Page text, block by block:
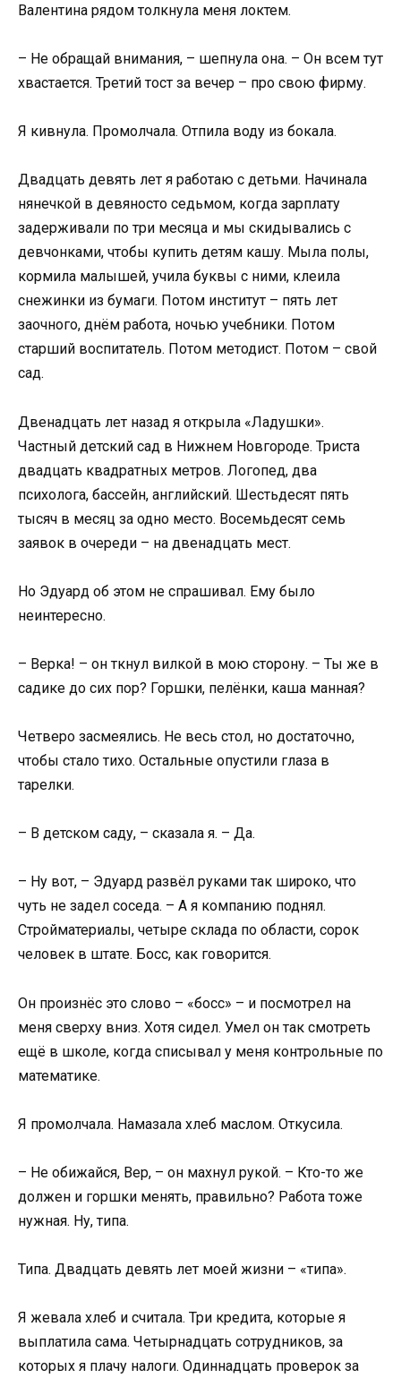
Валентина рядом толкнула меня локтем.
– Не обращай внимания, – шепнула она. – Он всем тут
хвастается. Третий тост за вечер – про свою фирму.
Я кивнула. Промолчала. Отпила воду из бокала.
Двадцать девять лет я работаю с детьми. Начинала
нянечкой в девяносто седьмом, когда зарплату
задерживали по три месяца и мы скидывались с
девчонками, чтобы купить детям кашу. Мыла полы,
кормила малышей, учила буквы с ними, клеила
снежинки из бумаги. Потом институт – пять лет
заочного, днём работа, ночью учебники. Потом
старший воспитатель. Потом методист. Потом – свой
сад.
Двенадцать лет назад я открыла «Ладушки».
Частный детский сад в Нижнем Новгороде. Триста
двадцать квадратных метров. Логопед, два
психолога, бассейн, английский. Шестьдесят пять
тысяч в месяц за одно место. Восемьдесят семь
заявок в очереди – на двенадцать мест.
Но Эдуард об этом не спрашивал. Ему было
неинтересно.
– Верка! – он ткнул вилкой в мою сторону. – Ты же в
садике до сих пор? Горшки, пелёнки, каша манная?
Четверо засмеялись. Не весь стол, но достаточно,
чтобы стало тихо. Остальные опустили глаза в
тарелки.
– В детском саду, – сказала я. – Да.
– Ну вот, – Эдуард развёл руками так широко, что
чуть не задел соседа. – А я компанию поднял.
Стройматериалы, четыре склада по области, сорок
человек в штате. Босс, как говорится.
Он произнёс это слово – «босс» – и посмотрел на
меня сверху вниз. Хотя сидел. Умел он так смотреть
ещё в школе, когда списывал у меня контрольные по
математике.
Я промолчала. Намазала хлеб маслом. Откусила.
– Не обижайся, Вер, – он махнул рукой. – Кто-то же
должен и горшки менять, правильно? Работа тоже
нужная. Ну, типа.
Типа. Двадцать девять лет моей жизни – «типа».
Я жевала хлеб и считала. Три кредита, которые я
выплатила сама. Четырнадцать сотрудников, за
которых я плачу налоги. Одиннадцать проверок за